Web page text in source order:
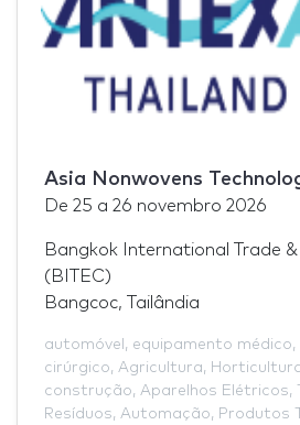
Asia Nonwovens
De 25 a 26 novembro 2026
Bangkok International Trade
(BITEC)
Bangcoc, Tailândia
automóvel , equipamento médico,
cirúrgico, Agricultura,
construção, Aparelhos Elétricos,
Resíduos, Automação, Produtos